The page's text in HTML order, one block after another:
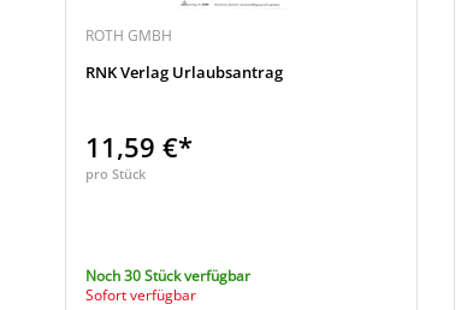
ROTH GMBH
RNK Verlag Urlaubsantrag
11,59 €*
pro Stück
Noch 30 Stück verfügbar
Sofort verfügbar